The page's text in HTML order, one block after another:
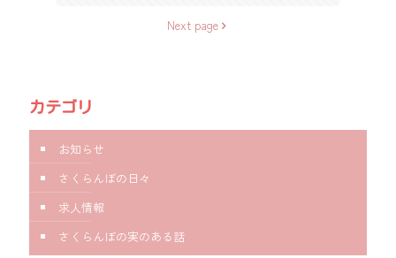
Next page
カテゴリ
お知らせ
さくらんぼの日々
求人情報
さくらんぼの実のある話